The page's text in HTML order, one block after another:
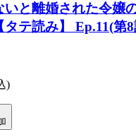
いと離婚された令嬢
タテ読み】 Ep.11(第
)